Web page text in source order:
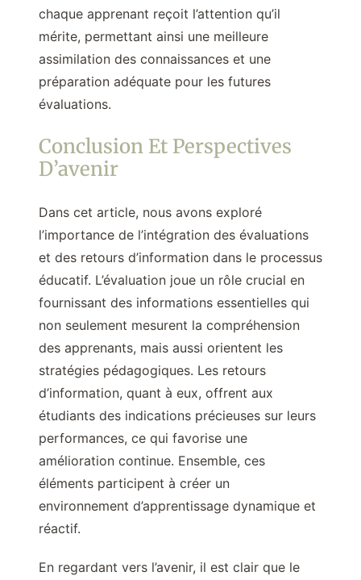
chaque apprenant reçoit l’attention qu’il
mérite, permettant ainsi une meilleure
assimilation des connaissances et une
préparation adéquate pour les futures
évaluations.
Conclusion Et Perspectives
D’avenir
Dans cet article, nous avons exploré
l’importance de l’intégration des évaluations
et des retours d’information dans le processus
éducatif. L’évaluation joue un rôle crucial en
fournissant des informations essentielles qui
non seulement mesurent la compréhension
des apprenants, mais aussi orientent les
stratégies pédagogiques. Les retours
d’information, quant à eux, offrent aux
étudiants des indications précieuses sur leurs
performances, ce qui favorise une
amélioration continue. Ensemble, ces
éléments participent à créer un
environnement d’apprentissage dynamique et
réactif.
En regardant vers l’avenir, il est clair que le